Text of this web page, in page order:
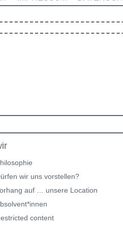
wir uns vorstellen?
auf … unsere Location
content